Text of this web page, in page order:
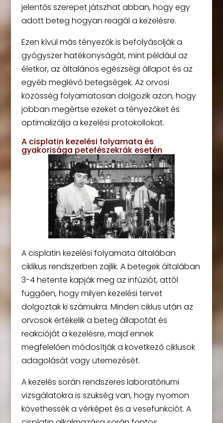
jelentős szerepet játszhat abban, hogy egy
adott beteg hogyan reagál a kezelésre.
Ezen kívül más tényezők is befolyásolják a
gyógyszer hatékonyságát, mint például az
életkor, az általános egészségi állapot és az
egyéb meglévő betegségek. Az orvosi
közösség folyamatosan dolgozik azon, hogy
jobban megértse ezeket a tényezőket és
optimalizálja a kezelési protokollokat.
A cisplatin kezelési folyamata és
gyakorisága petefészekrák esetén
A cisplatin kezelési folyamata általában
ciklikus rendszerben zajlik. A betegek általában
3-4 hetente kapják meg az infúziót, attól
függően, hogy milyen kezelési tervet
dolgoztak ki számukra. Minden ciklus után az
orvosok értékelik a beteg állapotát és
reakcióját a kezelésre, majd ennek
megfelelően módosítják a következő ciklusok
adagolását vagy ütemezését.
A kezelés során rendszeres laboratóriumi
vizsgálatokra is szükség van, hogy nyomon
követhessék a vérképet és a vesefunkciót. A